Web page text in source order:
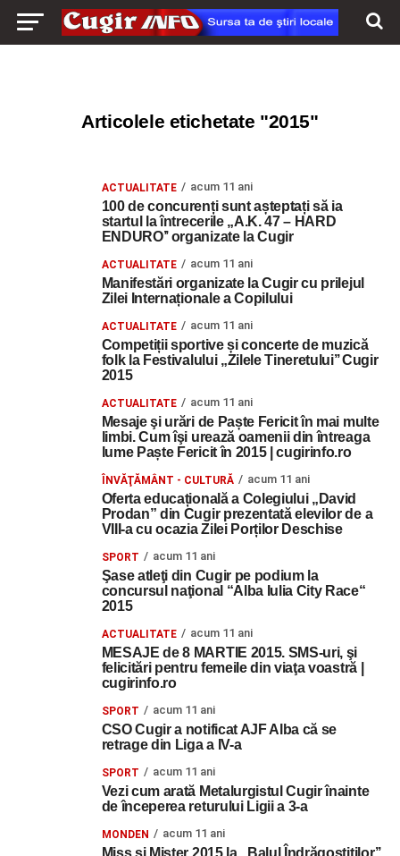
Articolele etichetate "2015"
ACTUALITATE acum 11 ani
100 de concurenți sunt așteptați să ia
startul la întrecerile „A.K. 47 – HARD
ENDURO’’ organizate la Cugir
ACTUALITATE acum 11 ani
Manifestări organizate la Cugir cu prilejul
Zilei Internaționale a Copilului
ACTUALITATE acum 11 ani
Competiții sportive și concerte de muzică
folk la Festivalului „Zilele Tineretului’’ Cugir
2015
ACTUALITATE acum 11 ani
Mesaje şi urări de Paște Fericit în mai multe
limbi. Cum îşi urează oamenii din întreaga
lume Paște Fericit în 2015 | cugirinfo.ro
ÎNVĂŢĂMÂNT - CULTURĂ acum 11 ani
Oferta educațională a Colegiului „David
Prodan” din Cugir prezentată elevilor de a
VIII-a cu ocazia Zilei Porților Deschise
SPORT acum 11 ani
Şase atleţi din Cugir pe podium la
concursul naţional “Alba Iulia City Race“
2015
ACTUALITATE acum 11 ani
MESAJE de 8 MARTIE 2015. SMS-uri, şi
felicitări pentru femeile din viaţa voastră |
cugirinfo.ro
SPORT acum 11 ani
CSO Cugir a notificat AJF Alba că se
retrage din Liga a IV-a
SPORT acum 11 ani
Vezi cum arată Metalurgistul Cugir înainte
de începerea returului Ligii a 3-a
MONDEN acum 11 ani
Miss și Mister 2015 la „Balul Îndrăgostiților’’